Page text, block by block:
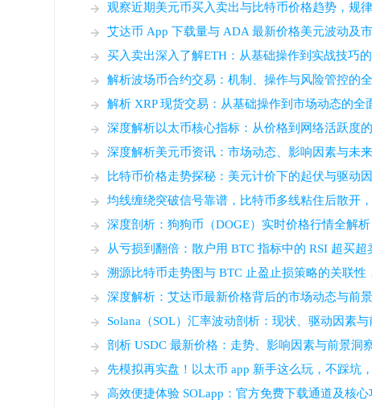
观察近期美元币买入卖出与比特币价格趋势，规
艾达币 App 下载量与 ADA 最新价格美元波动及
买入卖出深入了解ETH：从基础操作到实战技巧
解析波场币合约交易：机制、操作与风险管控的
解析 XRP 现货交易：从基础操作到市场动态的全
深度解析以太币核心指标：从价格到网络活跃度
深度解析美元币资讯：市场动态、影响因素与未
比特币价格走势探秘：美元计价下的起伏与驱动
均线缠绕突破信号靠谱，比特币多线粘住后散开
深度剖析：狗狗币（DOGE）实时价格行情全解析
从亏损到翻倍：散户用 BTC 指标中的 RSI 超买
溯源比特币走势图与 BTC 止盈止损策略的关联性
深度解析：艾达币最新价格背后的市场动态与前
Solana（SOL）汇率波动剖析：现状、驱动因素
剖析 USDC 最新价格：走势、影响因素与前景洞
先模拟再实盘！以太币 app 新手这么玩，不踩坑
高效便捷体验 SOLapp：官方免费下载通道及核